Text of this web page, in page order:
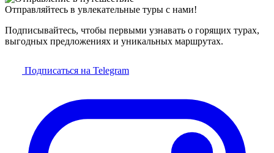
Отправляйтесь в увлекательные туры с нами!
Подписывайтесь, чтобы первыми узнавать о горящих турах,
выгодных предложениях и уникальных маршрутах.
Подписаться на Telegram